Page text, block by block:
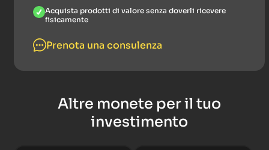
Acquista prodotti di valore senza doverli ricevere
fisicamente
Prenota una consulenza
Altre monete per il tuo
investimento